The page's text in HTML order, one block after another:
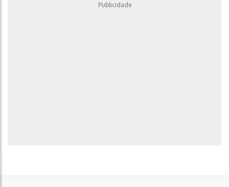
Publicidade